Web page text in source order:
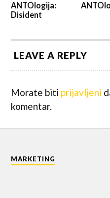
ANTOlogija:
Disident
LEAVE A REPLY
Morate biti prijavljeni
komentar.
MARKETING